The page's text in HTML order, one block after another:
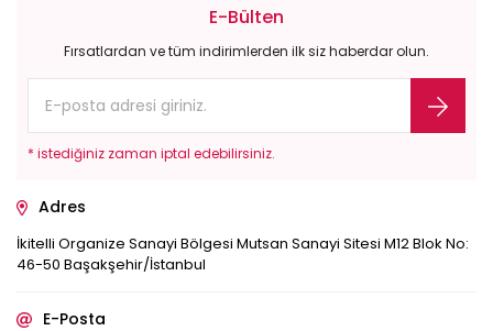
E-Bülten
Fırsatlardan ve tüm indirimlerden ilk siz haberdar olun.
* istediğiniz zaman iptal edebilirsiniz.
Adres
İkitelli Organize Sanayi Bölgesi Mutsan Sanayi Sitesi M12 Blok No:
46-50 Başakşehir/İstanbul
E-Posta